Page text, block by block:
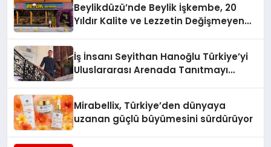
Beylikdüzü’nde Beylik İşkembe, 20
Yıldır Kalite ve Lezzetin Değişmeyen
İş İnsanı Seyithan Hanoğlu Türkiye’yi
Uluslararası Arenada Tanıtmayı
Mirabellix, Türkiye’den dünyaya
uzanan güçlü büyümesini sürdürüyor